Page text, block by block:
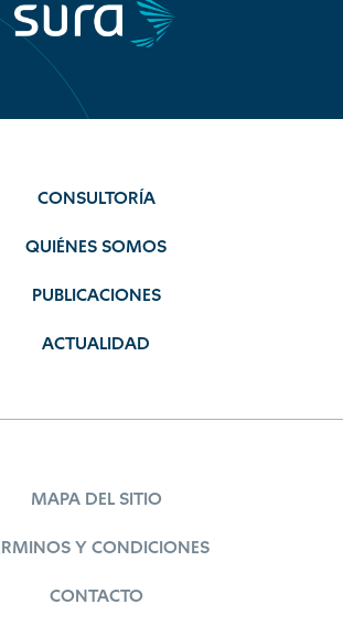
CONSULTORÍA
QUIÉNES SOMOS
PUBLICACIONES
ACTUALIDAD
MAPA DEL SITIO
Y CONDICIONES
CONTACTO